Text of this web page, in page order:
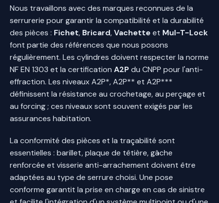
Nous travaillons avec des marques reconnues de la
serrurerie pour garantir la compatibilité et la durabilité
des pièces : Fichet, Bricard,Vachetteet Mul-T-Lock
font partie des références que nous posons
régulièrement. Les cylindres doivent respecter la norme
NF EN 1303 et la certification A2Pdu CNPP pour l'anti-
effraction. Les niveaux A2P*, A2P** et A2P***
définissent la résistance au crochetage, au perçage et
au forcing ; ces niveaux sont souvent exigés par les
assurances habitation.
La conformité des pièces et la traçabilité sont
essentielles : barillet, plaque de têtière, gâche
renforcée et visserie anti-arrachement doivent être
adaptées au type de serrure choisi. Une pose
conforme garantit la prise en charge en cas de sinistre